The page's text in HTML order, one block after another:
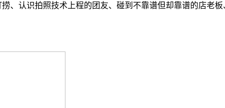
认识拍照技术上程的团友、碰到不靠谱但却靠谱的店老板